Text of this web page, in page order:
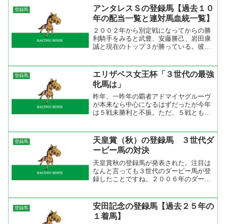
ドワンダーなどが上位かな。次にスリー
アベニュー、タイセイアト...
登録馬
アンタレスＳの登録馬【過去１０
年の配当一覧と連対馬血統一覧】
２００２年から別定戦になってからの勝
利騎手をみると武豊、安藤勝己、岩田康
誠と現在のトップ３が勝っている。彼ら
果になりやすいので別定戦であれば実績
重視がいい。血統は特に偏...
登録馬
エリザベス女王杯「３世代の最強
牝馬は」
昨年、一昨年の覇者アドマイヤグルーヴ
が本来なら中心になるはずだったが今年
は５戦未勝利と不振。ただ、５戦とも混
を勝って、天皇賞では展開が向かなかっ
たにせよ勝ち馬から０．３...
登録馬
天皇賞（秋）の登録馬 ３世代ダ
ービー馬の対決
天皇賞秋の登録馬が発表された。注目は
なんと言っても３世代のダービー馬が登
録したことですね。２００６年のダービ
ビー馬ディープスカイ。そしてウオッカ
との対戦成績が４勝１敗の...
登録馬
安田記念の登録馬【過去２５年の
１着馬】